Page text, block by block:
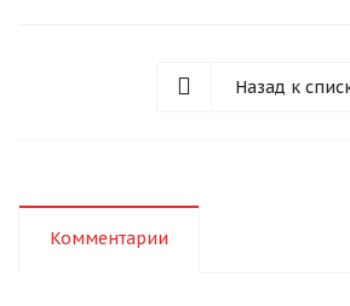
Назад к
Комментарии